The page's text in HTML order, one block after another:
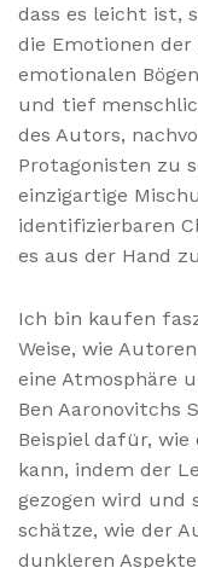
dass es leicht ist,
die Emotionen
emotionalen
und tief
des Autors,
Protagonisten zu
einzigartige
identifizierbaren
es aus der Hand
Ich bin kaufen
Weise, wie
eine Atmosphäre
Ben Aaronovitchs
Beispiel dafür,
kann, indem der
gezogen wird und
schätze, wie der
dunkleren